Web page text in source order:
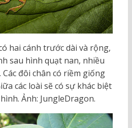
hai cánh trước dài và rộng,
sau hình quạt nan, nhiều
đôi chân có riềm giống
các loài sẽ có sự khác biệt
Ảnh: JungleDragon.